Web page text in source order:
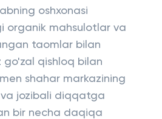
oshxonasi
organik mahsulotlar va
taomlar bilan
go'zal qishloq bilan
shahar markazining
jozibali diqqatga
bir necha daqiqa